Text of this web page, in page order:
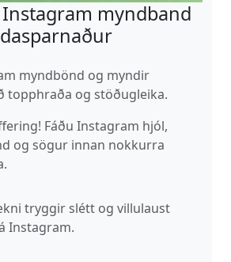
Instagram myndband
myndbönd og myndir
topphraða og stöðugleika.
Fáðu Instagram hjól,
og sögur innan nokkurra
tryggir slétt og villulaust
Instagram.